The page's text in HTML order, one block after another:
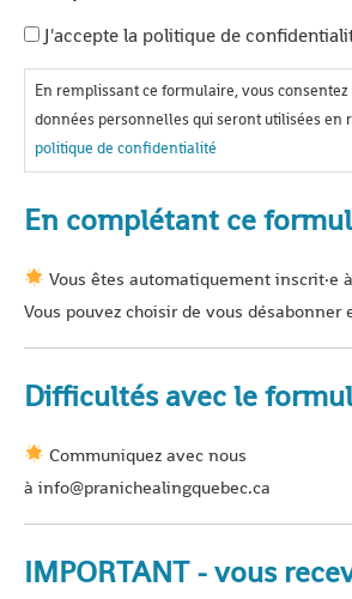
J'accepte la politique de
En remplissant ce formulaire, vous
données personnelles qui seront utilisées en
politique de confidentialité
En complétant ce
Vous êtes automatiquement inscrit·e
Vous pouvez choisir de vous désabonner
Difficultés avec le
Communiquez avec nous
à info@pranichealingquebec.ca
IMPORTANT - vous